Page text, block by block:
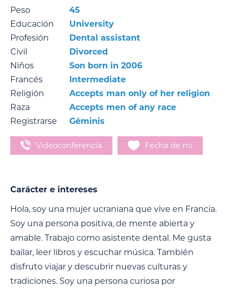
Peso
45
Educación
University
Profesión
Dental assistant
Civil
Divorced
Niños
Son born in 2006
Francés
Intermediate
Religión
Accepts man only of her religion
Raza
Accepts men of any race
Registrarse
Géminis
Videoconferencia Fecha de mí
Carácter e intereses
Hola, soy una mujer ucraniana que vive en Francia.
Soy una persona positiva, de mente abierta y
amable. Trabajo como asistente dental. Me gusta
bailar, leer libros y escuchar música. También
disfruto viajar y descubrir nuevas culturas y
tradiciones. Soy una persona curiosa por